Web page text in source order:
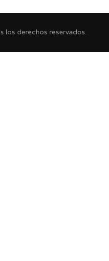
los derechos reservados.